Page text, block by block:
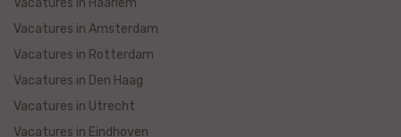
Vacatures in Amsterdam
Vacatures in Rotterdam
Vacatures in Den Haag
Vacatures in Utrecht
Vacatures in Eindhoven